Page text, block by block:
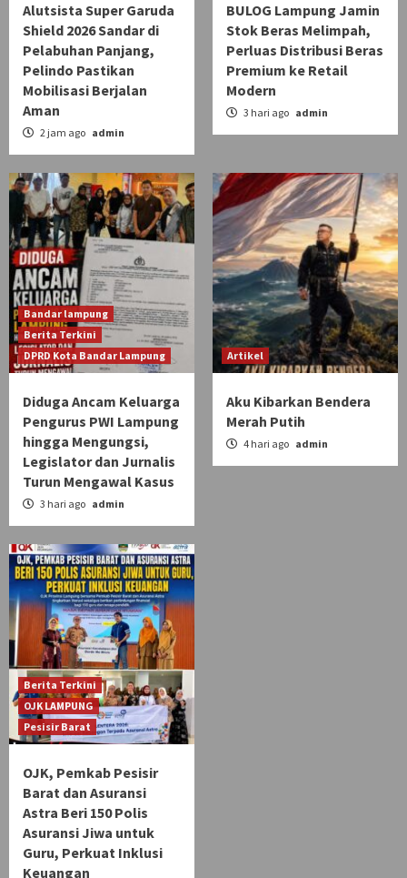
Alutsista Super Garuda
Shield 2026 Sandar di
Pelabuhan Panjang,
Pelindo Pastikan
Mobilisasi Berjalan
Aman
2 jam ago admin
BULOG Lampung Jamin
Stok Beras Melimpah,
Perluas Distribusi Beras
Premium ke Retail
Modern
3 hari ago admin
Bandar lampung
Berita Terkini
DPRD Kota Bandar Lampung
Diduga Ancam Keluarga
Pengurus PWI Lampung
hingga Mengungsi,
Legislator dan Jurnalis
Turun Mengawal Kasus
3 hari ago admin
Artikel
Aku Kibarkan Bendera
Merah Putih
4 hari ago admin
Berita Terkini
OJK LAMPUNG
Pesisir Barat
OJK, Pemkab Pesisir
Barat dan Asuransi
Astra Beri 150 Polis
Asuransi Jiwa untuk
Guru, Perkuat Inklusi
Keuangan